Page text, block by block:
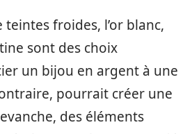
teintes froides, l’or blanc,
sont des choix
un bijou en argent à une
pourrait créer une
des éléments